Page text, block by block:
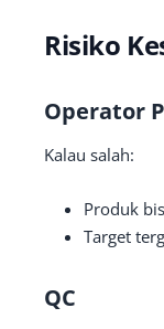
Risiko
Operator
Kalau salah:
Produk
Target
QC